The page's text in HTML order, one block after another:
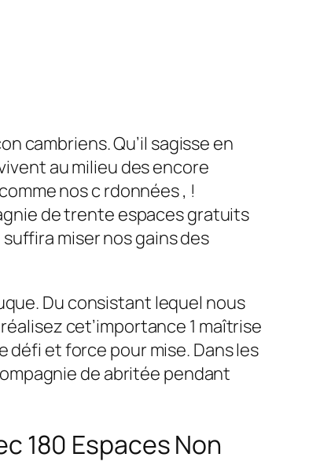
cambriens. Qu’il sagisse en
au milieu des encore
nos c rdonnées , !
de trente espaces gratuits
miser nos gains des
Du consistant lequel nous
cet’importance 1 maîtrise
défi et force pour mise. Dans les
de abritée pendant
180 Espaces Non